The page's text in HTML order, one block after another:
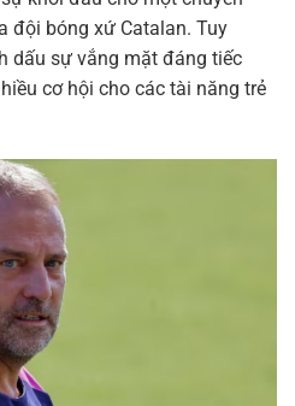
đội bóng xứ Catalan. Tuy
dấu sự vắng mặt đáng tiếc
cơ hội cho các tài năng trẻ